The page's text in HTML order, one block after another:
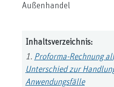
Außenhandel
Inhaltsverzeichnis:
Proforma-Rechnung
Unterschied zur
Anwendungsfälle